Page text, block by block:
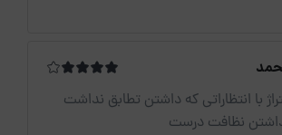
با انتظاراتی که داشتن تطابق نداشت
نظافت درست